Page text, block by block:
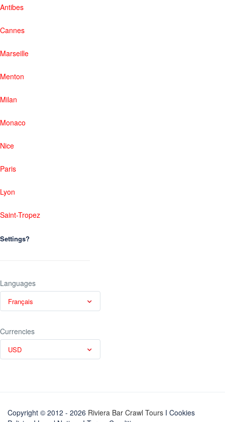
Antibes
Cannes
Marseille
Menton
Milan
Monaco
Nice
Paris
Lyon
Saint-Tropez
Settings?
Languages
Français
Currencies
USD
Copyright © 2012 - 2026 Riviera Bar Crawl Tours I Cookies